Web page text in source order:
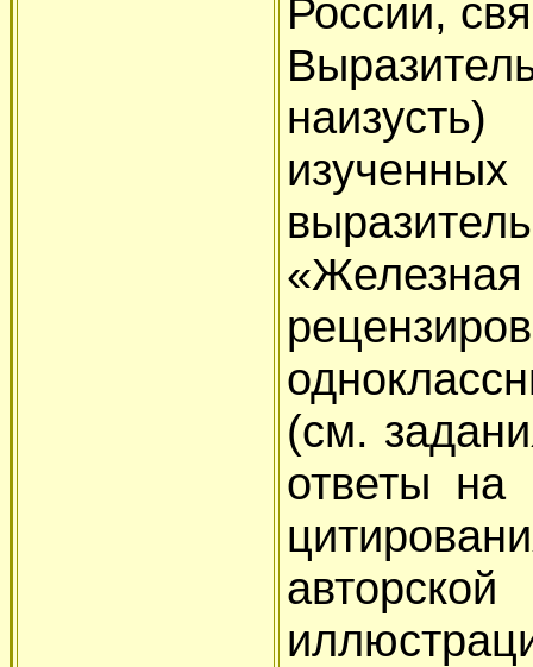
России,
«Железная
(см.
ответы на